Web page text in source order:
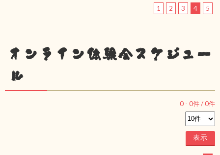
1 2 3 4 5
オンライン体験会スケジュー
ル
0 - 0件 /0件